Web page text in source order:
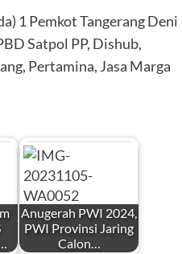
1 Pemkot Tangerang Deni
Satpol PP, Dishub,
Pertamina, Jasa Marga
Anugerah PWI 2024,
PWI Provinsi Jaring
Calon…